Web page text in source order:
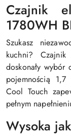
Czajnik
1780WH
Szukasz
kuchni?
doskonały wybór
pojemnością 1,7
Cool Touch
pełnym
Wysoka